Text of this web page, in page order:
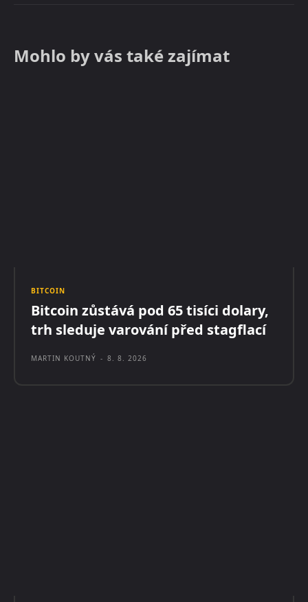
Mohlo by vás také zajímat
BITCOIN
Bitcoin zůstává pod 65 tisíci dolary,
trh sleduje varování před stagflací
MARTIN KOUTNÝ - 8. 8. 2026